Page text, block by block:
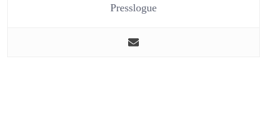
Presslogue